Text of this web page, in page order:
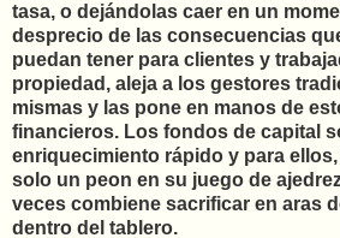
tasa, o dejándolas caer en un
desprecio de las consecuencias
puedan tener para clientes y
propiedad, aleja a los gestores
mismas y las pone en manos de
financieros. Los fondos de capital
enriquecimiento rápido y para
solo un peon en su juego de
veces combiene sacrificar en aras
dentro del tablero.